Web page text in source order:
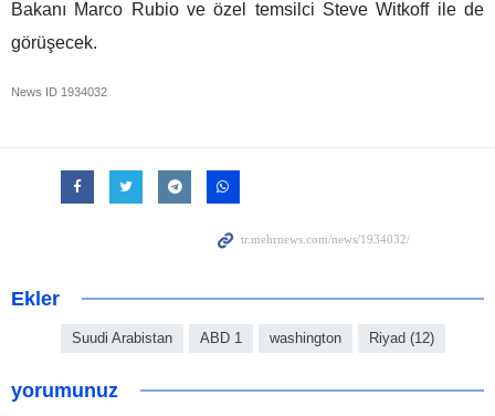
Bakanı Marco Rubio ve özel temsilci Steve Witkoff ile de
görüşecek.
News ID 1934032
Ekler
Suudi Arabistan ABD 1 washington Riyad (12)
yorumunuz